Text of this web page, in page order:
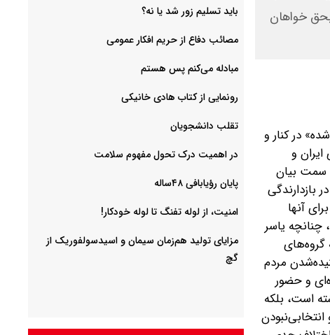
خواهان
در کنار و
و
سمت بیان
بازدارندگی
آنها
چنانچه یاسر
گروه‌های
مردم
و حضور
است، بلکه
باید تسلیم زور شد یا نه؟
مصائب دفاع از حریم افکار عمومی
مبادله می‌کنم پس هستم
رونمایی از کتاب هادی خانیکی
‌تقلب دانشجویان
در اهمیت درک تحول مفهوم سلامت
پایان رؤیابافی ۴۸ساله
امنیت، از لوله تفنگ تا ‌لوله خودکار!
مزایای تولید هم‌زمان سیمان و اسیدسولفوریک از
گچ